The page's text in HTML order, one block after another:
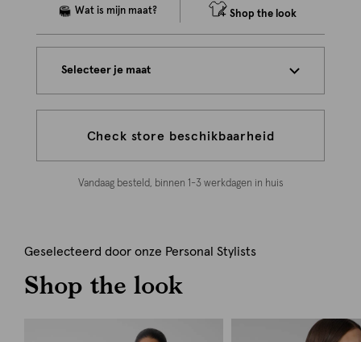
Shop the look
Selecteer je maat
Check store beschikbaarheid
Vandaag besteld, binnen 1-3 werkdagen in huis
Geselecteerd door onze Personal Stylists
Shop the look